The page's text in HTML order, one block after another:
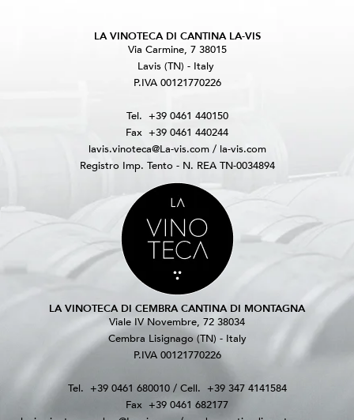
LA VINOTECA DI CANTINA LA-VIS
Via Carmine, 7 38015
Lavis (TN) - Italy
P.IVA 00121770226
Tel. +39 0461 440150
Fax +39 0461 440244
lavis.vinoteca@La-vis.com/ la-vis.com
Registro Imp. Tento - N. REA TN-0034894
LA VINOTECA DI CEMBRA CANTINA DI MONTAGNA
Viale IV Novembre, 72 38034
Cembra Lisignago (TN) - Italy
P.IVA 00121770226
Tel. +39 0461 680010/ Cell. +39 347 4141584
Fax +39 0461 682177